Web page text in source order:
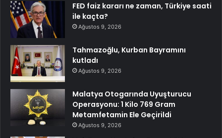
FED faiz kararı ne zaman, Türkiye saati
ile kaçta?
Ağustos 9, 2026
Tahmazoğlu, Kurban Bayramını
kutladı
Ağustos 9, 2026
Malatya Otogarında Uyuşturucu
Operasyonu: 1 Kilo 769 Gram
Metamfetamin Ele Geçirildi
Ağustos 9, 2026